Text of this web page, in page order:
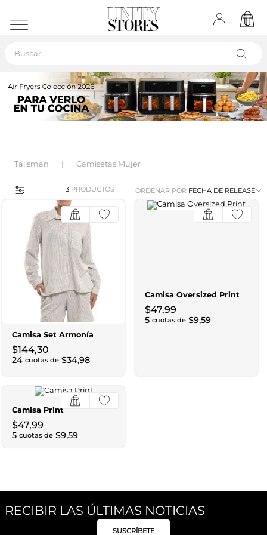
Talisman Camisetas Mujer
3 PRODUCTOS ORDENAR POR FECHA DE RELEASE
Camisa Set Armonía
$144,30
24 cuotas de $34,98
Camisa Oversized Print
$47,99
5 cuotas de $9,59
Camisa Print
$47,99
5 cuotas de $9,59
RECIBIR LAS ÚLTIMAS NOTICIAS
SUSCRÍBETE